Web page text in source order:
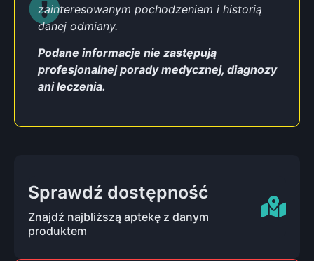
zainteresowanym pochodzeniem i historią
danej odmiany.
Podane informacje nie zastępują
profesjonalnej porady medycznej, diagnozy
ani leczenia.
Sprawdź dostępność
Znajdź najbliższą aptekę z danym
produktem